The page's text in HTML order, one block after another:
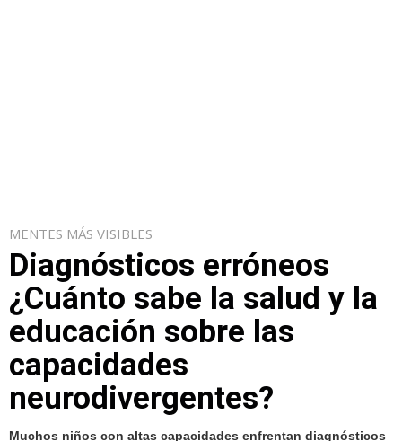
MENTES MÁS VISIBLES
Diagnósticos erróneos
¿Cuánto sabe la salud y la
educación sobre las
capacidades
neurodivergentes?
Muchos niños con altas capacidades enfrentan diagnósticos